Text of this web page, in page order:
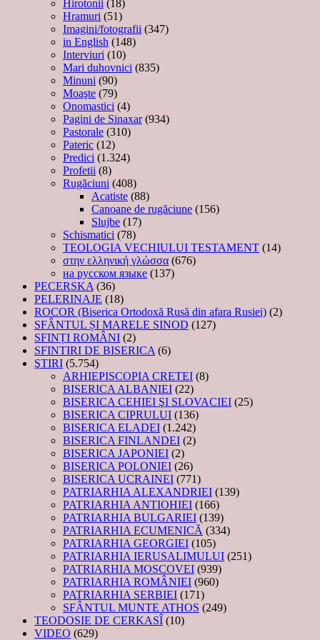
Hirotonii (18)
Hramuri (51)
Imagini/fotografii (347)
in English (148)
Interviuri (10)
Mari duhovnici (835)
Minuni (90)
Moaşte (79)
Onomastici (4)
Pagini de Sinaxar(934)
Pastorale (310)
Pateric (12)
Predici (1.324)
Profetii (8)
Rugăciuni (408)
Acatiste (88)
Canoane de rugăciune (156)
Slujbe (17)
Schismatici (78)
TEOLOGIA VECHIULUI TESTAMENT (14)
στην ελληνική γλώσσα (676)
на русском языке (137)
PECERSKA (36)
PELERINAJE (18)
ROCOR (Biserica Ortodoxă Rusă din afara Rusiei) (2)
SFÂNTUL ȘI MARELE SINOD (127)
SFINȚI ROMÂNI (2)
SFINTIRI DE BISERICA (6)
ŞTIRI (5.754)
ARHIEPISCOPIA CRETEI (8)
BISERICA ALBANIEI (22)
BISERICA CEHIEI ŞI SLOVACIEI (25)
BISERICA CIPRULUI (136)
BISERICA ELADEI (1.242)
BISERICA FINLANDEI (2)
BISERICA JAPONIEI (2)
BISERICA POLONIEI (26)
BISERICA UCRAINEI (771)
PATRIARHIA ALEXANDRIEI (139)
PATRIARHIA ANTIOHIEI (166)
PATRIARHIA BULGARIEI (139)
PATRIARHIA ECUMENICĂ (334)
PATRIARHIA GEORGIEI (105)
PATRIARHIA IERUSALIMULUI (251)
PATRIARHIA MOSCOVEI (939)
PATRIARHIA ROMÂNIEI (960)
PATRIARHIA SERBIEI (171)
SFÂNTUL MUNTE ATHOS (249)
TEODOSIE DE CERKASÎ (10)
VIDEO (629)